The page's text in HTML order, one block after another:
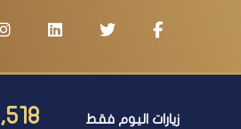
زيارات اليوم فقط